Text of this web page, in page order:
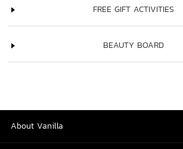
FREE GIFT ACTIVITIES
BEAUTY BOARD
About Vanilla